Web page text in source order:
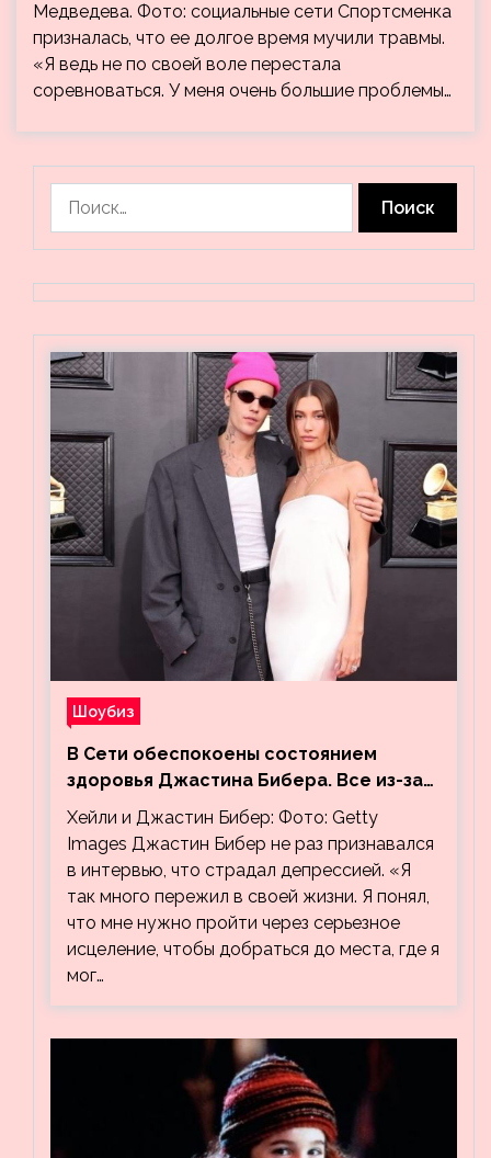
Медведева. Фото: социальные сети Спортсменка
призналась, что ее долгое время мучили травмы.
«Я ведь не по своей воле перестала
соревноваться. У меня очень большие проблемы…
Шоубиз
В Сети обеспокоены состоянием
здоровья Джастина Бибера. Все из-за
видео, на котором его успокаивает
Хейли
Хейли и Джастин Бибер: Фото: Getty
Images Джастин Бибер не раз признавался
в интервью, что страдал депрессией. «Я
так много пережил в своей жизни. Я понял,
что мне нужно пройти через серьезное
исцеление, чтобы добраться до места, где я
мог…